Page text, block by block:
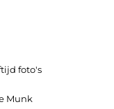
foto's
Munk